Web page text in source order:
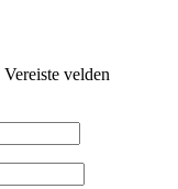
Vereiste velden